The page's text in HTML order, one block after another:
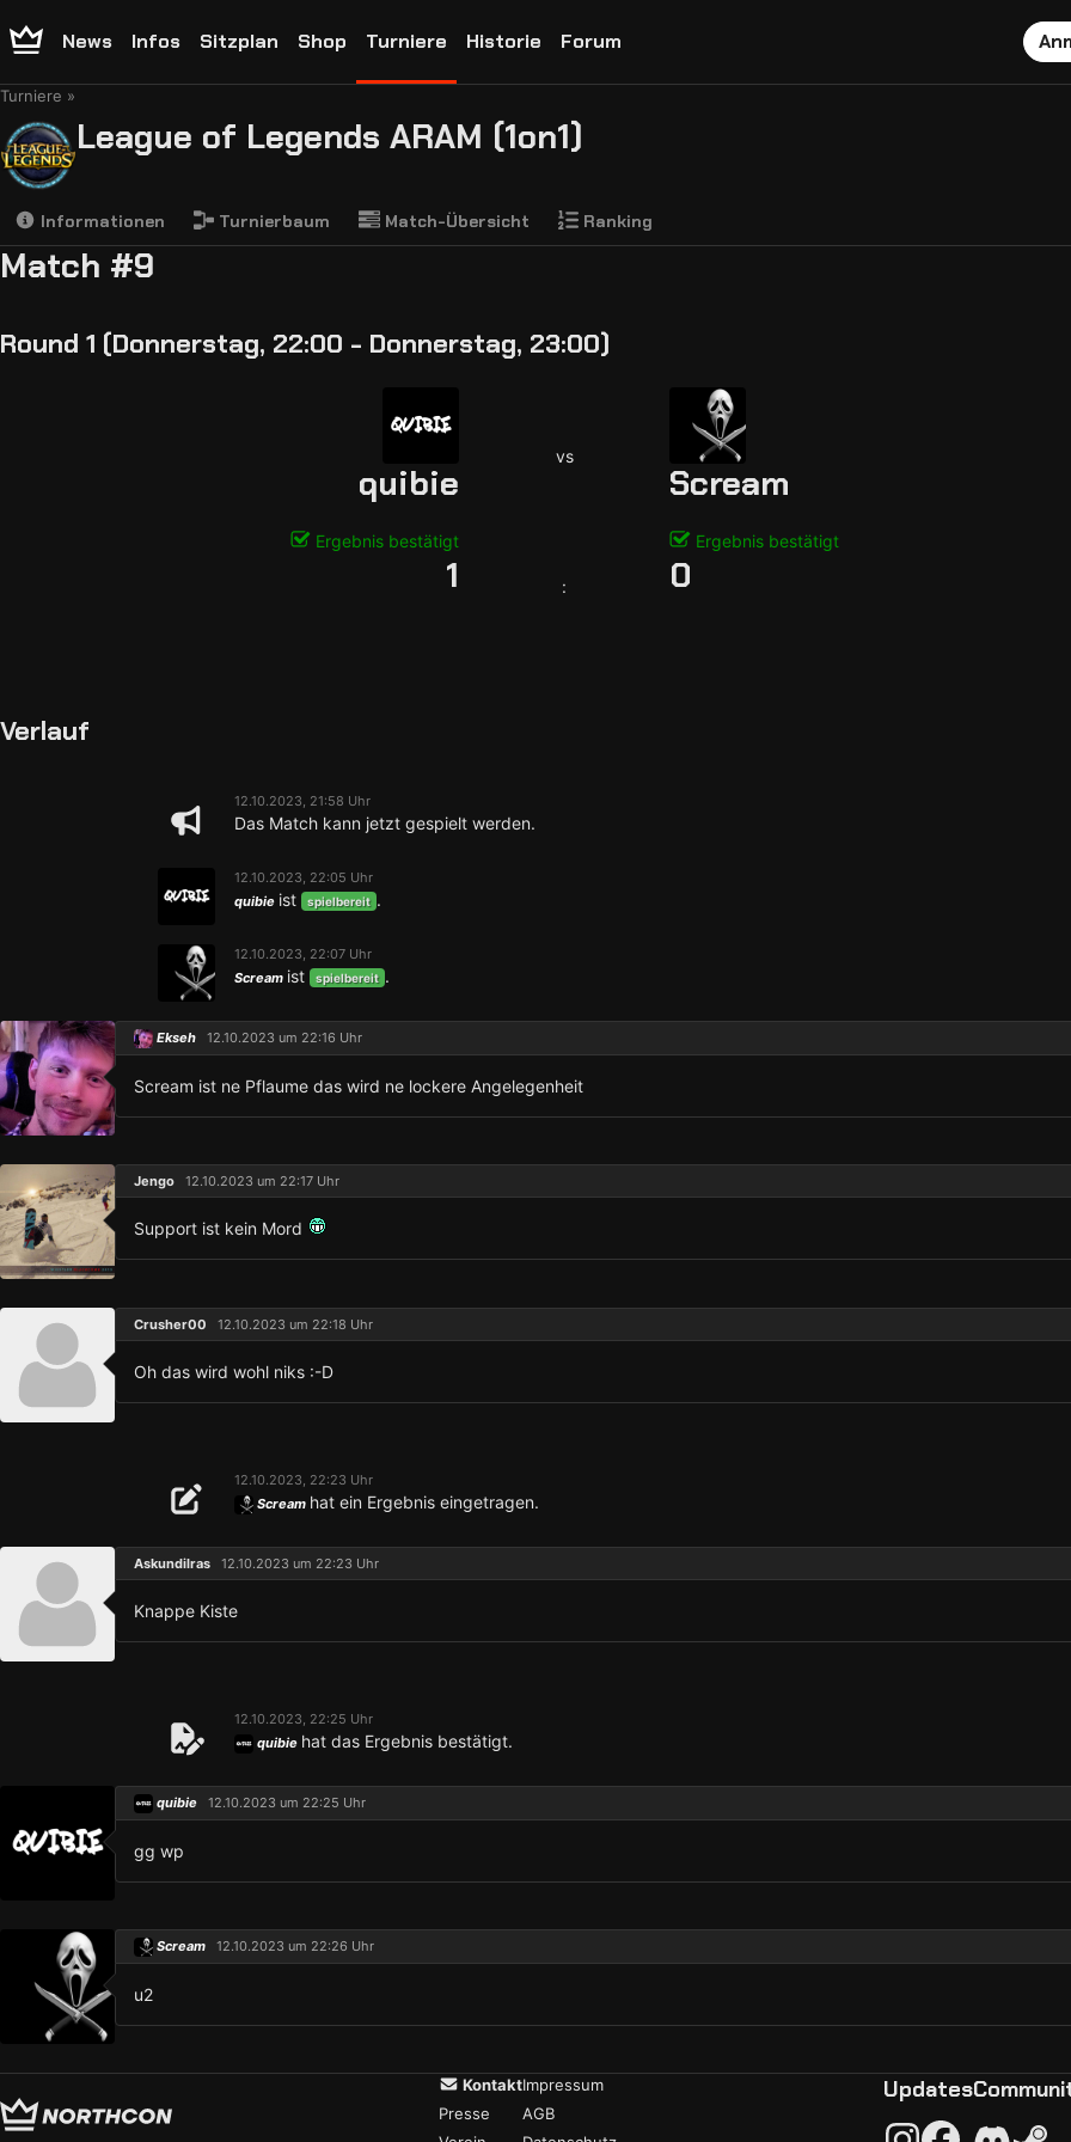
News Infos Sitzplan Shop Turniere Historie Forum
Turniere
League of Legends ARAM (1on1)
Informationen Turnierbaum Match-Übersicht Ranking
Match #9
Round 1 (Donnerstag, 22:00 - Donnerstag, 23:00)
quibie
vs
Scream
Ergebnis bestätigt Ergebnis bestätigt
1 : 0
Verlauf
12.10.2023, 21:58 Uhr
Das Match kann jetzt gespielt werden.
12.10.2023, 22:05 Uhr
quibie ist spielbereit .
12.10.2023, 22:07 Uhr
Scream ist spielbereit .
Ekseh 12.10.2023 um 22:16 Uhr
Scream ist ne Pflaume das wird ne lockere Angelegenheit
Jengo 12.10.2023 um 22:17 Uhr
Support ist kein Mord
Crusher00 12.10.2023 um 22:18 Uhr
Oh das wird wohl niks :-D
12.10.2023, 22:23 Uhr
Scream hat ein Ergebnis eingetragen.
Askundilras 12.10.2023 um 22:23 Uhr
Knappe Kiste
12.10.2023, 22:25 Uhr
quibie hat das Ergebnis bestätigt.
quibie 12.10.2023 um 22:25 Uhr
gg wp
Scream 12.10.2023 um 22:26 Uhr
u2
Kontakt
Presse
Impressum
AGB
Updates